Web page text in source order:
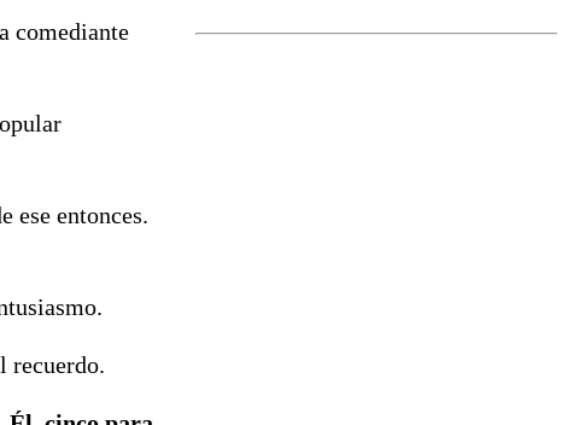
comediante
ese entonces.
recuerdo.
revisa la